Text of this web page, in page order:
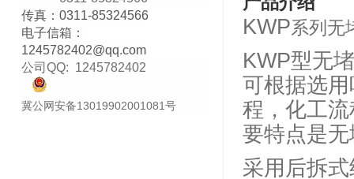
传真：0311-85324566
电子信箱：
1245782402@qq.com
公司QQ: 1245782402
冀公网安备13019902001081号
KWP系列无
KWP型无
可根据选
程，化工
要特点是
采用后拆